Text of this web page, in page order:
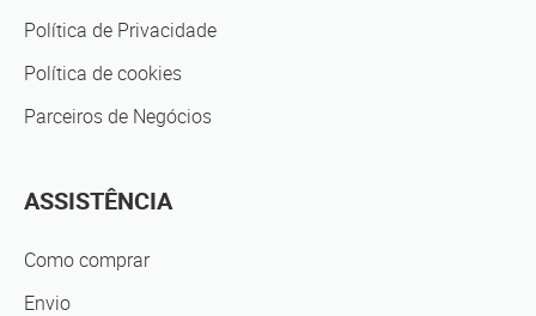
Política de Privacidade
Política de cookies
Parceiros de Negócios
ASSISTÊNCIA
Como comprar
Envio